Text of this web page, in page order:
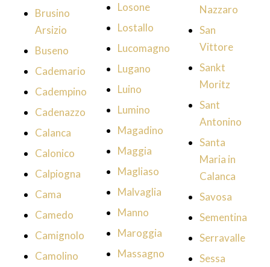
Brusino
Arsizio
Buseno
Cademario
Cadempino
Cadenazzo
Calanca
Calonico
Calpiogna
Cama
Camedo
Camignolo
Camolino
Losone
Lostallo
Lucomagno
Lugano
Luino
Lumino
Magadino
Maggia
Magliaso
Malvaglia
Manno
Maroggia
Massagno
Nazzaro
San
Vittore
Sankt
Moritz
Sant
Antonino
Santa
Maria in
Calanca
Savosa
Sementina
Serravalle
Sessa